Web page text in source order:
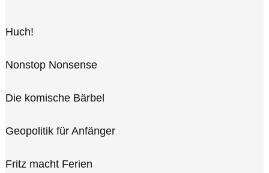
Huch!
Nonstop Nonsense
Die komische Bärbel
Geopolitik für Anfänger
Fritz macht Ferien